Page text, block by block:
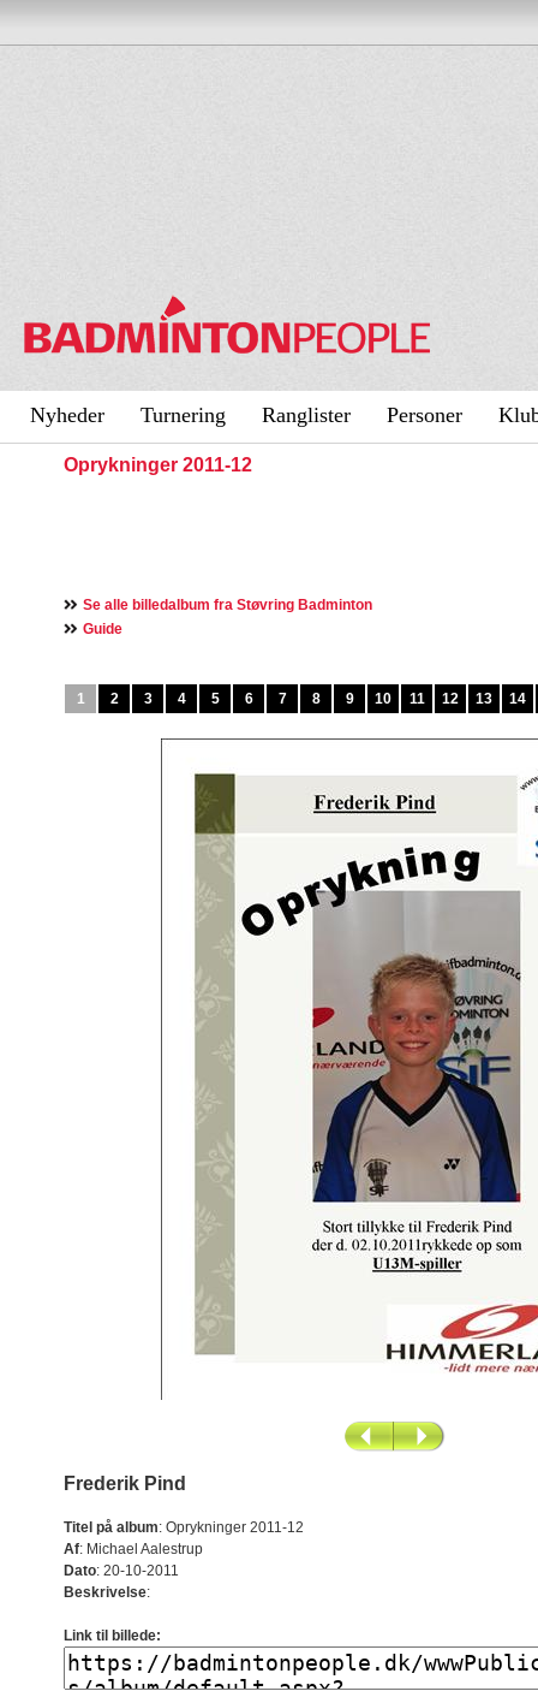
Nyheder Turnering Ranglister Personer
Oprykninger 2011-12
Se alle billedalbum fra Støvring Badminton
Guide
1 2 3 4 5 6 7 8 9 10 11 12 13 14
Frederik Pind
Titel på album: Oprykninger 2011-12
Af: Michael Aalestrup
Dato: 20-10-2011
Beskrivelse:
Link til billede: